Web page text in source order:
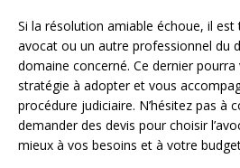
Si la résolution amiable échoue, il
avocat ou un autre professionnel du
domaine concerné. Ce dernier
stratégie à adopter et vous
procédure judiciaire. N’hésitez pas à
demander des devis pour choisir
mieux à vos besoins et à votre